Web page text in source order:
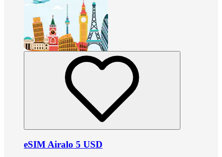
eSIM Airalo 5 USD